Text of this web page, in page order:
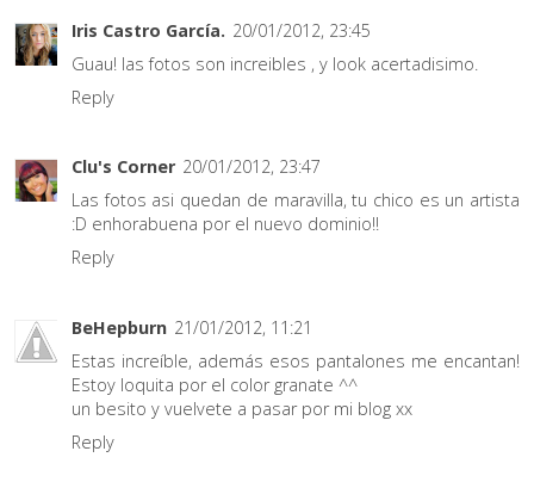
Iris Castro García. 20/01/2012, 23:45
Guau! las fotos son increibles , y look acertadisimo.
Reply
Clu's Corner 20/01/2012, 23:47
Las fotos asi quedan de maravilla, tu chico es un artista
:D enhorabuena por el nuevo dominio!!
Reply
BeHepburn 21/01/2012, 11:21
Estas increíble, además esos pantalones me encantan!
Estoy loquita por el color granate ^^
un besito y vuelvete a pasar por mi blog xx
Reply